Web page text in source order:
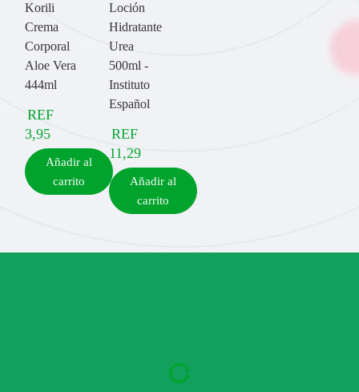
Korili
Crema
Corporal
Aloe Vera
444ml
REF
3,95
Añadir al
carrito
Loción
Hidratante
Urea
500ml -
Instituto
Español
REF
11,29
Añadir al
carrito